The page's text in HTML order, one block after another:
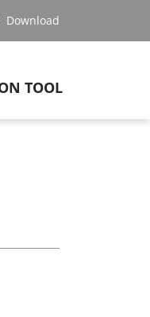
Download
TOOL